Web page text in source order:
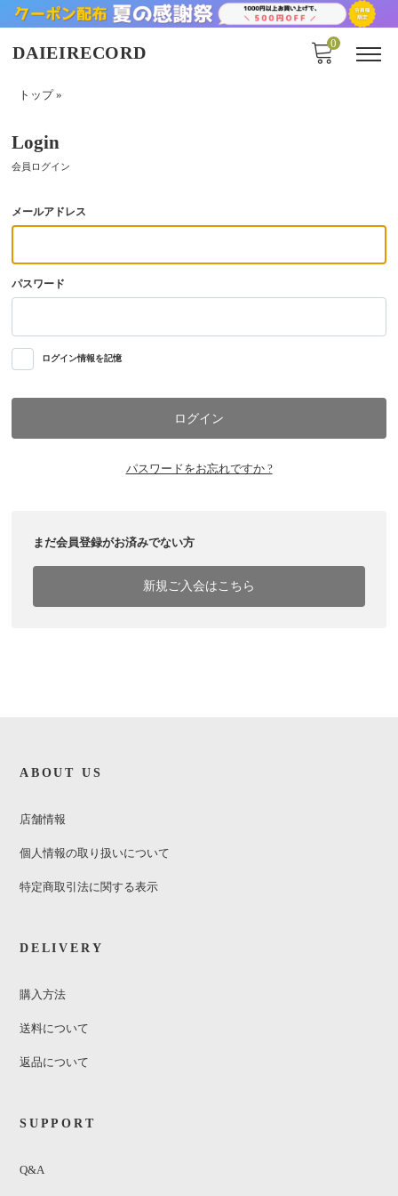
DAIEIRECORD 0
トップ»
Login
会員ログイン
メールアドレス
パスワード
ログイン情報を記憶
パスワードをお忘れですか ?
まだ会員登録がお済みでない方
新規ご入会はこちら
ABOUT US
店舗情報
個人情報の取り扱いについて
特定商取引法に関する表示
DELIVERY
購入方法
送料について
返品について
SUPPORT
Q&A